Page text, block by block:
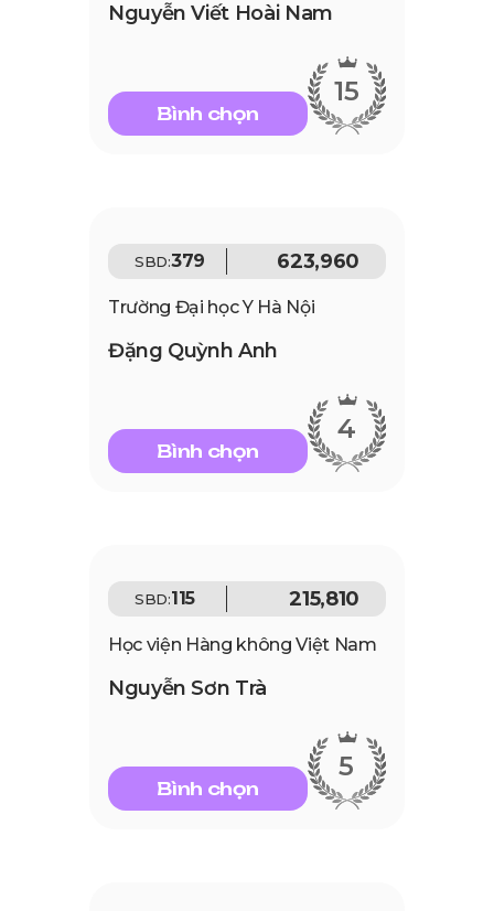
Nguyễn Viết Hoài Nam
Bình chọn
15
SBD:379 623,960
Trường Đại học Y Hà Nội
Đặng Quỳnh Anh
Bình chọn
4
SBD:115 215,810
Học viện Hàng không Việt Nam
Nguyễn Sơn Trà
Bình chọn
5